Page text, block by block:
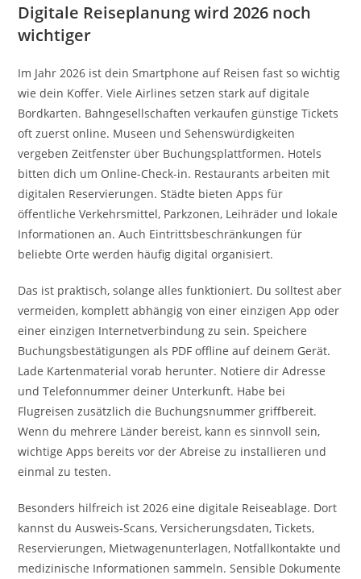
Digitale Reiseplanung wird 2026 noch
wichtiger
Im Jahr 2026 ist dein Smartphone auf Reisen fast so wichtig
wie dein Koffer. Viele Airlines setzen stark auf digitale
Bordkarten. Bahngesellschaften verkaufen günstige Tickets
oft zuerst online. Museen und Sehenswürdigkeiten
vergeben Zeitfenster über Buchungsplattformen. Hotels
bitten dich um Online-Check-in. Restaurants arbeiten mit
digitalen Reservierungen. Städte bieten Apps für
öffentliche Verkehrsmittel, Parkzonen, Leihräder und lokale
Informationen an. Auch Eintrittsbeschränkungen für
beliebte Orte werden häufig digital organisiert.
Das ist praktisch, solange alles funktioniert. Du solltest aber
vermeiden, komplett abhängig von einer einzigen App oder
einer einzigen Internetverbindung zu sein. Speichere
Buchungsbestätigungen als PDF offline auf deinem Gerät.
Lade Kartenmaterial vorab herunter. Notiere dir Adresse
und Telefonnummer deiner Unterkunft. Habe bei
Flugreisen zusätzlich die Buchungsnummer griffbereit.
Wenn du mehrere Länder bereist, kann es sinnvoll sein,
wichtige Apps bereits vor der Abreise zu installieren und
einmal zu testen.
Besonders hilfreich ist 2026 eine digitale Reiseablage. Dort
kannst du Ausweis-Scans, Versicherungsdaten, Tickets,
Reservierungen, Mietwagenunterlagen, Notfallkontakte und
medizinische Informationen sammeln. Sensible Dokumente